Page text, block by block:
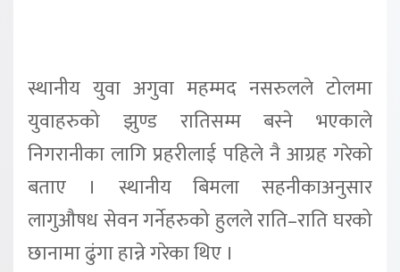
स्थानीय युवा अगुवा महम्मद नसरुलले टोलमा
युवाहरुको झुण्ड रातिसम्म बस्ने भएकाले
निगरानीका लागि प्रहरीलाई पहिले नै आग्रह गरेको
बताए । स्थानीय बिमला सहनीकाअनुसार
लागुऔषध सेवन गर्नेहरुको हुलले राति–राति घरको
छानामा ढुंगा हान्ने गरेका थिए ।